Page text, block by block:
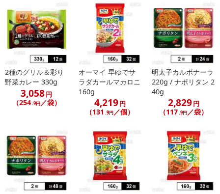
※d払い、PayPay、au PAY、au PAY(auかんたん決済)、ソフトバン
クまとめて支払い、楽天ペイ、メルペイ、AEON Pay、Amazon Pa
yでお支払いの場合、決済のため外部サイトへ遷移します。
※予約商品は決済手段ごとに定められた決済期限日にお支払いを完
了することがございます。ご了承いただいたうえでお申し込みくだ
発送日カレンダー
2種のグリル＆彩り
野菜カレー 330g
3,058円
（254.9円／袋）
オーマイ 早ゆでサ
ラダカールマカロニ
160g
4,219円
（131 .9円 ／個）
明太子カルボナーラ
220g / ナポリタン 2
40g
2,829円
（117.9円 ／袋）